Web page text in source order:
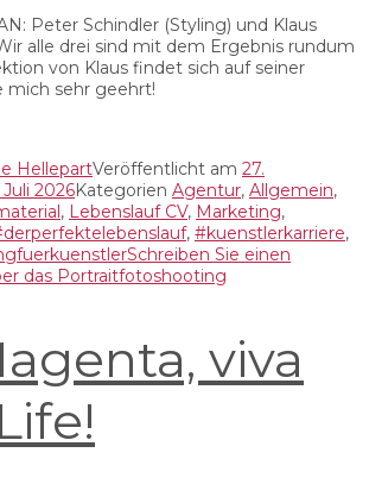
Peter Schindler (Styling) und Klaus
alle drei sind mit dem Ergebnis rundum
von Klaus findet sich auf seiner
mich sehr geehrt!
HellepartVeröffentlicht am 27.
Juli 2026Kategorien Agentur, Allgemein,
, Lebenslauf CV, Marketing,
, #kuenstlerkarriere,
Schreiben Sie einen
das Portraitfotoshooting
viva